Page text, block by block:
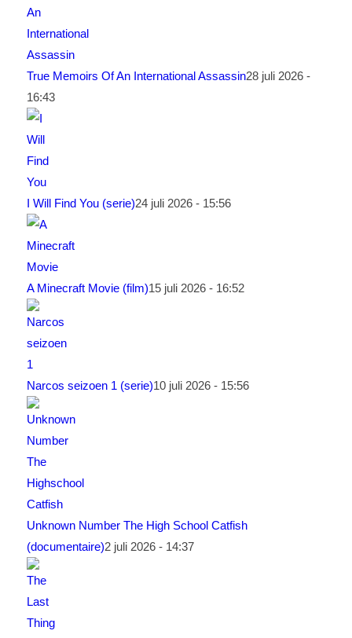
True Memoirs Of An International Assassin28 juli 2026 -
16:43
I Will Find You (serie)24 juli 2026 - 15:56
A Minecraft Movie (film)15 juli 2026 - 16:52
Narcos seizoen 1 (serie)10 juli 2026 - 15:56
Unknown Number The High School Catfish
(documentaire)2 juli 2026 - 14:37